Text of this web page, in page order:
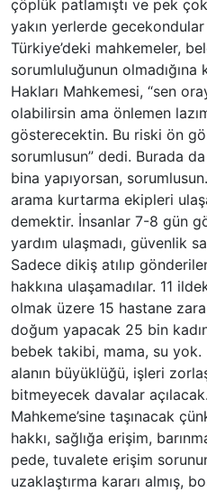
çöplük patlamıştı ve pek
yakın yerlerde
Türkiye’deki mahkemeler,
sorumluluğunun
Hakları Mahkemesi, “sen
olabilirsin ama önlemen
gösterecektin. Bu riski ön
sorumlusun” dedi. Burada
bina yapıyorsan,
arama kurtarma ekipleri
demektir. İnsanlar 7-8 gün
yardım ulaşmadı, güvenlik
Sadece dikiş atılıp
hakkına ulaşamadılar. 11
olmak üzere 15 hastane
doğum yapacak 25 bin
bebek takibi, mama, su yok.
alanın büyüklüğü, işleri
bitmeyecek davalar
Mahkeme’sine taşınacak
hakkı, sağlığa erişim,
pede, tuvalete erişim
uzaklaştırma kararı almış,